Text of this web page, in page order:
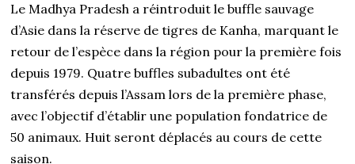
Le Madhya Pradesh a réintroduit le buffle sauvage
d’Asie dans la réserve de tigres de Kanha, marquant le
retour de l’espèce dans la région pour la première fois
depuis 1979. Quatre buffles subadultes ont été
transférés depuis l’Assam lors de la première phase,
avec l’objectif d’établir une population fondatrice de
50 animaux. Huit seront déplacés au cours de cette
saison.